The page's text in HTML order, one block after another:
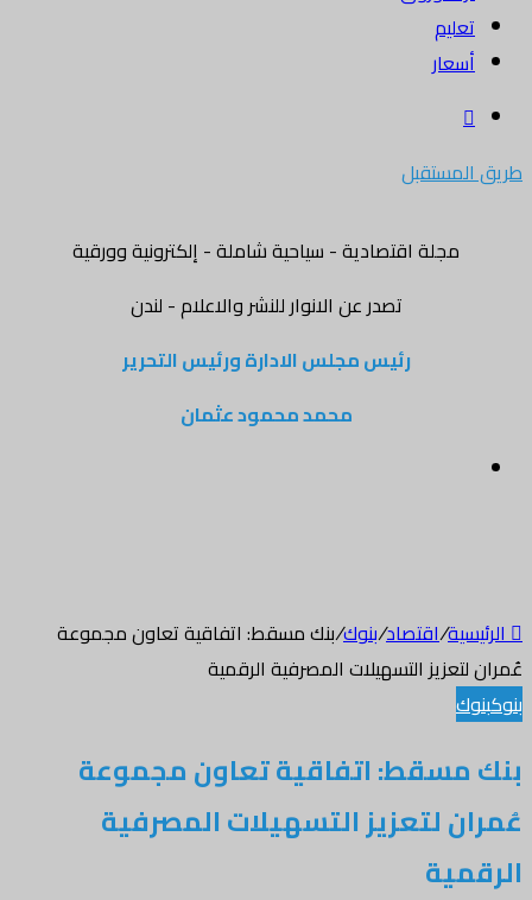
تعليم
أسعار
بحث
طريق المستقبل
مجلة اقتصادية - سياحية شاملة - إلكترونية وورقية
تصدر عن الانوار للنشر والاعلام - لندن
رئيس مجلس الادارة ورئيس التحرير
محمد محمود عثمان
الرئيسية/اقتصاد/بنوك/بنك مسقط: اتفاقية تعاون مجموعة
عُمران لتعزيز التسهيلات المصرفية الرقمية
بنوكبنوك
بنك مسقط: اتفاقية تعاون مجموعة
عُمران لتعزيز التسهيلات المصرفية
الرقمية